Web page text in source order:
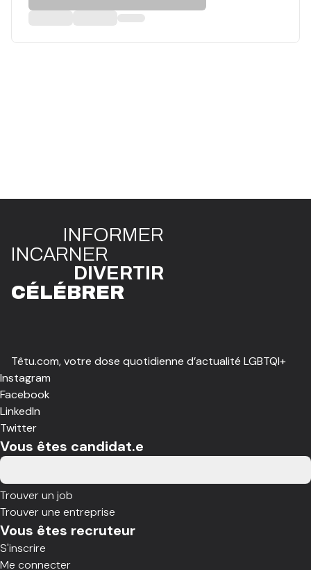
INFORMER
INCARNER
DIVERTIR
CÉLÉBRER
Têtu.com, votre dose quotidienne d’actualité LGBTQI+
Instagram
Facebook
LinkedIn
Twitter
Vous êtes candidat.e
Trouver un job
Trouver une entreprise
Vous êtes recruteur
S'inscrire
Me connecter